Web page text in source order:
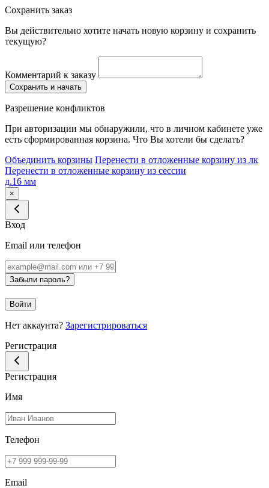
Сохранить заказ
Вы действительно хотите начать новую корзину и сохранить
текущую?
Комментарий к заказу
Сохранить и начать
Разрешение конфликтов
При авторизации мы обнаружили, что в личном кабинете уже
есть сформированная корзина. Что Вы хотели бы сделать?
Объединить корзины Перенести в отложенные корзину из лк
Перенести в отложенные корзину из сессии
д.16 мм
×
Вход
Email или телефон
Забыли пароль?
Войти
Нет аккаунта? Зарегистрироваться
Регистрация
Регистрация
Имя
Телефон
Email